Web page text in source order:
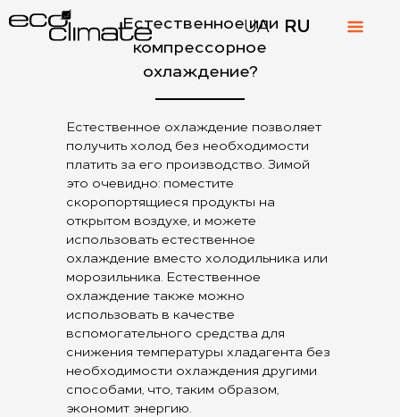
UA RU
Естественное или
компрессорное
охлаждение?
Естественное охлаждение позволяет
получить холод без необходимости
платить за его производство. Зимой
это очевидно: поместите
скоропортящиеся продукты на
открытом воздухе, и можете
использовать естественное
охлаждение вместо холодильника или
морозильника. Естественное
охлаждение также можно
использовать в качестве
вспомогательного средства для
снижения температуры хладагента без
необходимости охлаждения другими
способами, что, таким образом,
экономит энергию.